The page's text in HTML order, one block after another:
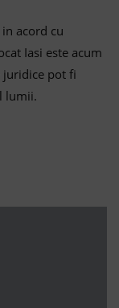
acord cu
Iasi este acum
juridice pot fi
lumii.